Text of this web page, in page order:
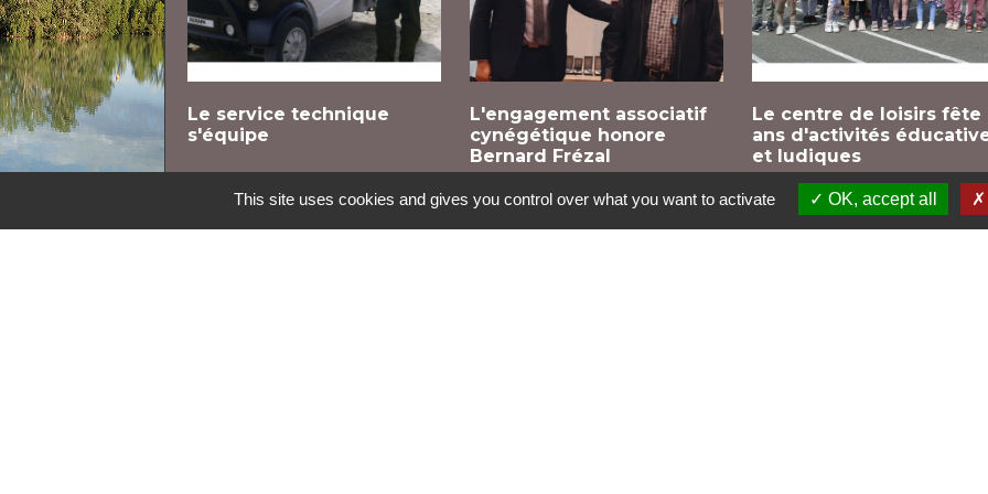
Le service technique
s'équipe
L'engagement associatif
cynégétique honore
Bernard Frézal
Le centre de loisirs fête
ans d'activités
et ludiques
This site uses cookies and gives you control over what you want to activate OK, accept all